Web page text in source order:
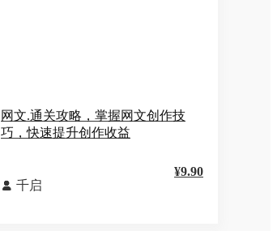
网文.通关攻略，掌握网文创作技
巧，快速提升创作收益
 千启
¥9.90